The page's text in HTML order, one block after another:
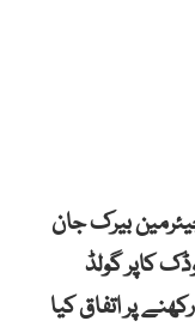
بیرک جان
کاپر گولڈ
پر اتفاق کیا